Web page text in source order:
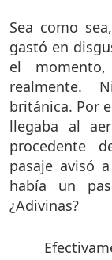
Sea como
gastó en
el
realmente.
británica. Por
llegaba al
procedente
pasaje avisó
había un
¿Adivinas?